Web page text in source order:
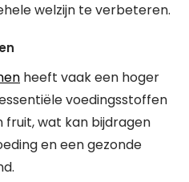
welzijn te verbeteren.
heeft vaak een hoger
voedingsstoffen
fruit, wat kan bijdragen
en een gezonde